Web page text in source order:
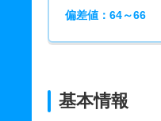
偏差値：64～66
基本情報